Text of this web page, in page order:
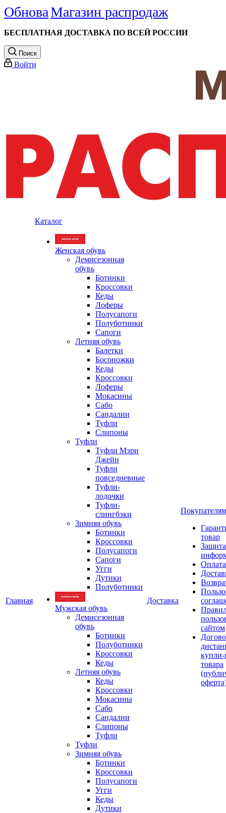
ОбноваМагазин распродаж
БЕСПЛАТНАЯ ДОСТАВКА ПО ВСЕЙ РОССИИ
Поиск
Войти
Главная
Каталог
Женская обувь
Демисезонная
обувь
Ботинки
Кроссовки
Кеды
Лоферы
Полусапоги
Полуботинки
Сапоги
Летняя обувь
Балетки
Босоножки
Кеды
Кроссовки
Лоферы
Мокасины
Сабо
Сандалии
Туфли
Слипоны
Туфли
Туфли Мэри
Джейн
Туфли
повседневные
Туфли-
лодочки
Туфли-
слингбэки
Зимняя обувь
Ботинки
Кроссовки
Полусапоги
Сапоги
Угги
Дутики
Полуботинки
Мужская обувь
Демисезонная
обувь
Ботинки
Полуботинки
Кроссовки
Кеды
Летняя обувь
Кеды
Кроссовки
Мокасины
Сабо
Сандалии
Слипоны
Туфли
Туфли
Зимняя обувь
Ботинки
Кроссовки
Полусапоги
Угги
Кеды
Дутики
Доставка
Покупателям
товар
Защита
Оплата
сайтом
товара